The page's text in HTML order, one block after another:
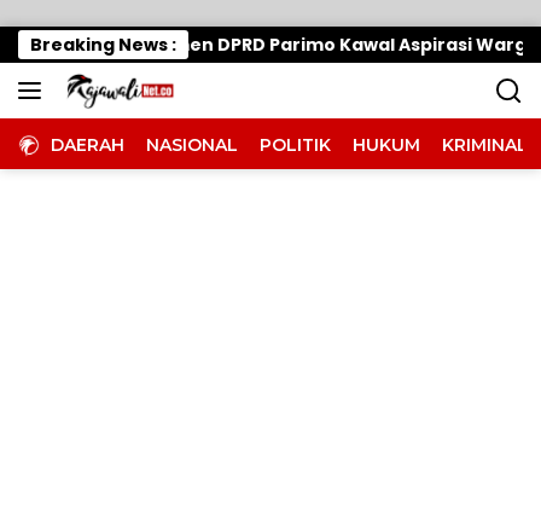
Breaking News :
Komitmen DPRD Parimo Kawal Aspirasi Warga
DAERAH NASIONAL POLITIK HUKUM KRIMINAL